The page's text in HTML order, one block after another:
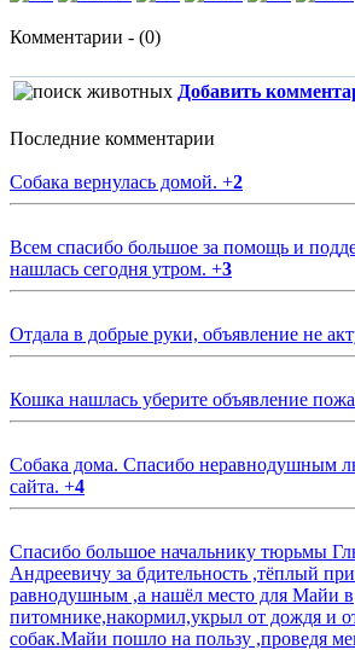
Комментарии - (0)
Добавить
Последние комментарии
Собака вернулась домой. +2
Всем спасибо большое за помощь и
нашлась сегодня утром. +3
Отдала в добрые руки, объявление не
Кошка нашлась уберите объявление
Собака дома. Спасибо неравнодушным
сайта. +4
Спасибо большое начальнику тюрьмы
Андреевичу за бдительность ,тёплый
равнодушным ,а нашёл место для Майи в
питомнике,накормил,укрыл от дождя и
собак.Майи пошло на пользу ,проведя